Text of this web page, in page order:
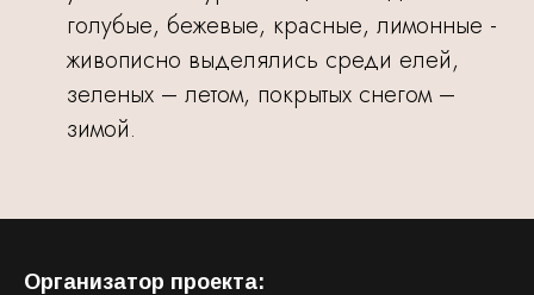
голубые, бежевые, красные, лимонные -
живописно выделялись среди елей,
зеленых – летом, покрытых снегом –
зимой.
Организатор проекта: